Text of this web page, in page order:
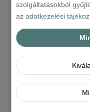
szolgáltatásokból
azadatkezelési
30 perc: 9.500 Ft
60 perc: 15.000 Ft
Foglaljon szállást,
szolgáltatásunkra
következő